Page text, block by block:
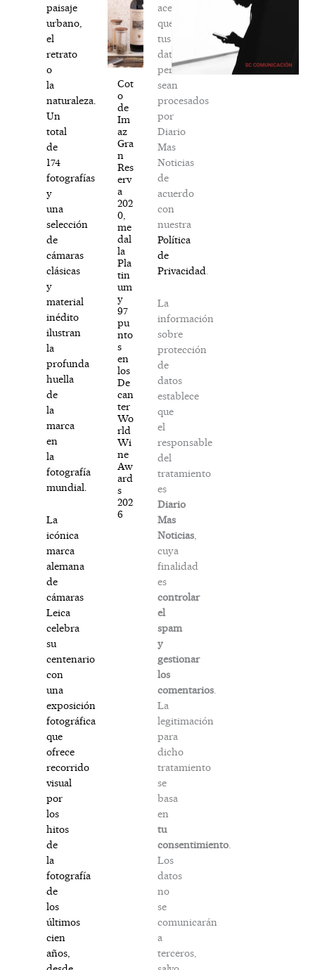
paisaje
urbano,
el
retrato
o
la
naturaleza.
Un
total
de
174
fotografías
y
una
selección
de
cámaras
clásicas
y
material
inédito
ilustran
la
profunda
huella
de
la
marca
en
la
fotografía
mundial.
La
icónica
marca
alemana
de
cámaras
Leica
celebra
su
centenario
con
una
exposición
fotográfica
que
ofrece
recorrido
visual
por
los
hitos
de
la
fotografía
de
los
últimos
cien
años,
Cot
o
de
Im
az
Gra
n
Res
erv
a
202
0,
me
dal
la
Pla
tin
um
y
97
pu
nto
s
en
los
De
can
ter
Wo
rld
Wi
ne
Aw
ard
s
202
6
aceptas
que
tus
datos
personales
sean
procesados
por
Diario
Mas
Noticias
de
acuerdo
con
nuestra
Política
de
Privacidad
La
información
sobre
protección
de
datos
establece
que
el
responsable
del
tratamiento
es
Diario
Mas
Noticias,
cuya
finalidad
es
controlar
el
spam
y
gestionar
los
comentarios.
La
legitimación
para
dicho
tratamiento
se
basa
en
tu
consentimiento.
Los
datos
no
se
comunicarán
a
terceros,